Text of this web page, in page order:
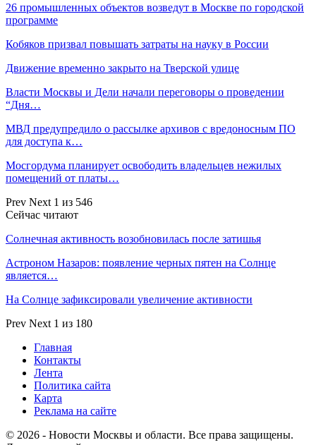
26 промышленных объектов возведут в Москве по городской
программе
Кобяков призвал повышать затраты на науку в России
Движение временно закрыто на Тверской улице
Власти Москвы и Дели начали переговоры о проведении
“Дня…
МВД предупредило о рассылке архивов с вредоносным ПО
для доступа к…
Мосгордума планирует освободить владельцев нежилых
помещений от платы…
Prev Next 1 из 546
Сейчас читают
Солнечная активность возобновилась после затишья
Астроном Назаров: появление черных пятен на Солнце
является…
На Солнце зафиксировали увеличение активности
Prev Next 1 из 180
Главная
Контакты
Лента
Политика сайта
Карта
Реклама на сайте
© 2026 - Новости Москвы и области. Все права защищены.